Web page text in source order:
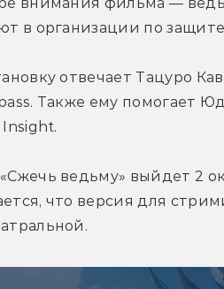
в организации по
отвечает Тацуро
Также ему помогает
ведьму» выйдет 2
что версия для